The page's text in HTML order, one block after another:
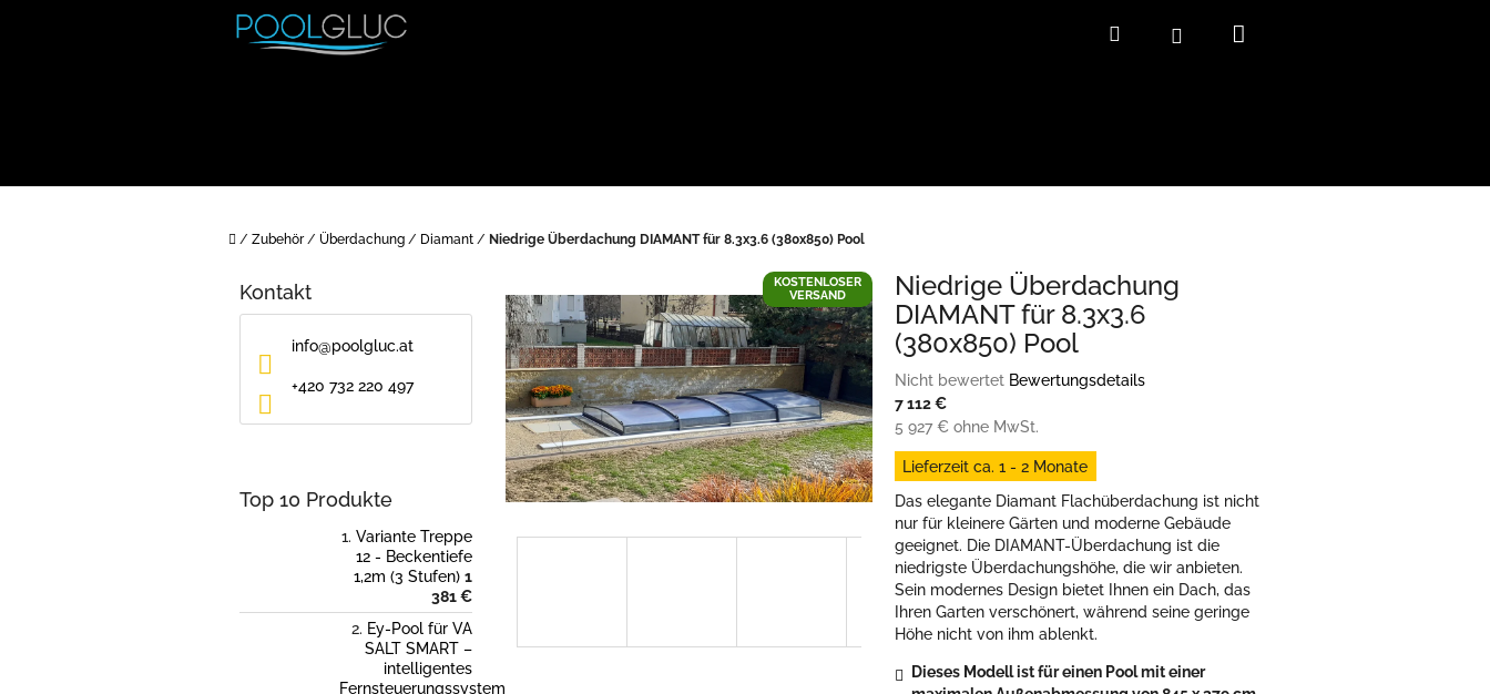
SuchenLogin
Startseite
/ Zubehör / Überdachung / Diamant / Niedrige Überdachung DIAMANT für 8.3x3.6 (380x850) Pool
Kontakt
info@poolgluc.at
+420 732 220 497
Top 10 Produkte
Variante Treppe
12 - Beckentiefe
1,2m (3 Stufen) 1
381 €
Ey-Pool für VA
SALT SMART –
intelligentes
Fernsteuerungssystem
KOSTENLOSER
VERSAND
Niedrige Überdachung
DIAMANT für 8.3x3.6
(380x850) Pool
Die
durchschnittliche
Produktbewertung
0,0
von
5
Sternen.
Nicht bewertet Bewertungsdetails
7 112 €
5 927 € ohne MwSt.
Verkaufspreis:
Lieferzeit ca. 1 - 2 Monate
Das elegante Diamant Flachüberdachung ist nicht
nur für kleinere Gärten und moderne Gebäude
geeignet. Die DIAMANT-Überdachung ist die
niedrigste Überdachungshöhe, die wir anbieten.
Sein modernes Design bietet Ihnen ein Dach, das
Ihren Garten verschönert, während seine geringe
Höhe nicht von ihm ablenkt.
Dieses Modell ist für einen Pool mit einer